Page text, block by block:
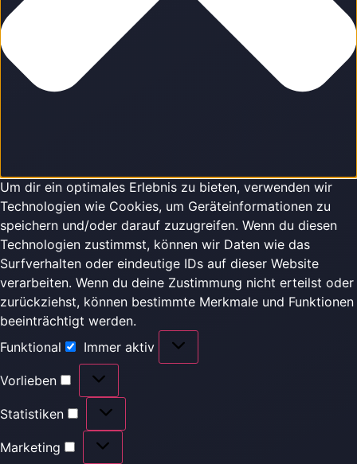
Um dir ein optimales Erlebnis zu bieten, verwenden wir
Technologien wie Cookies, um Geräteinformationen zu
speichern und/oder darauf zuzugreifen. Wenn du diesen
Technologien zustimmst, können wir Daten wie das
Surfverhalten oder eindeutige IDs auf dieser Website
verarbeiten. Wenn du deine Zustimmung nicht erteilst oder
zurückziehst, können bestimmte Merkmale und Funktionen
beeinträchtigt werden.
Funktional
Immer aktiv
Vorlieben
Statistiken
Marketing